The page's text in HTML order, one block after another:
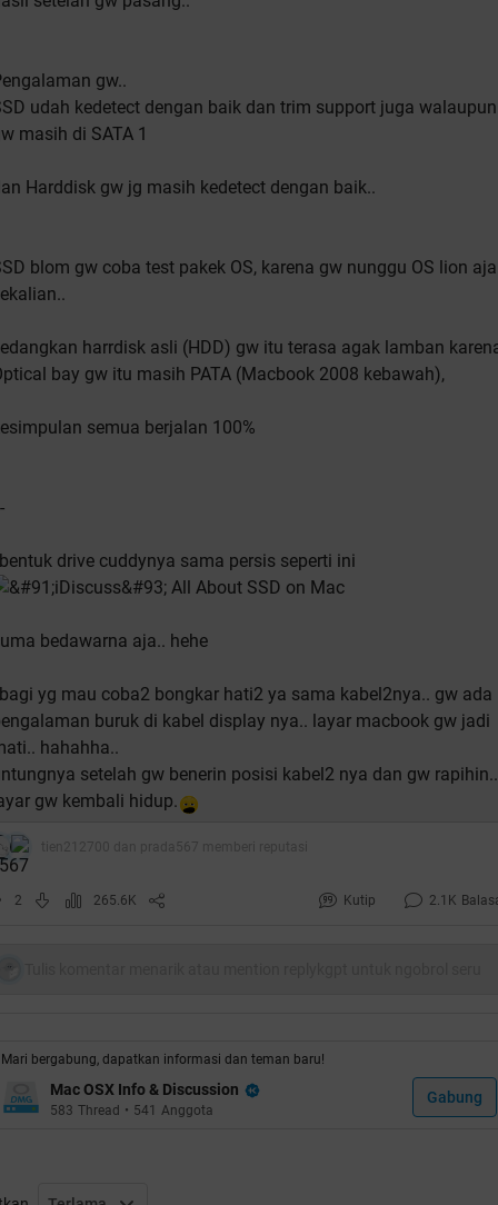
gw..
udah kedetect dengan baik dan trim support juga walaupun
masih di SATA 1
Harddisk gw jg masih kedetect dengan baik..
blom gw coba test pakek OS, karena gw nunggu OS lion aja
harrdisk asli (HDD) gw itu terasa agak lamban
bay gw itu masih PATA (Macbook 2008 kebawah),
semua berjalan 100%
drive cuddynya sama persis seperti ini
bedawarna aja.. hehe
yg mau coba2 bongkar hati2 ya sama kabel2nya.. gw ada
buruk di kabel display nya.. layar macbook gw jadi
hahahha..
setelah gw benerin posisi kabel2 nya dan gw rapihin..
gw kembali hidup.
2 265.6K Kutip 2.1K
Mari bergabung, dapatkan informasi dan teman baru!
Mac OSX Info & Discussion
583 Thread • 541 Anggota
Gabung